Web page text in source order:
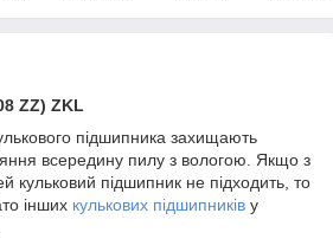
ZZ) ZKL
підшипника захищають
всередину пилу з вологою. Якщо з
кульковий підшипник не підходить, то
інших кулькових підшипників у